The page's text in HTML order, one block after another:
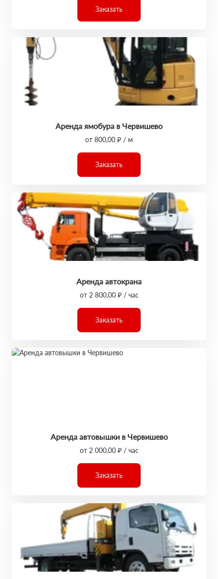
Заказать
Аренда ямобура в Червишево
от 800,00 ₽ / м
Заказать
Аренда автокрана
от 2 800,00 ₽ / час
Заказать
Аренда автовышки в Червишево
от 2 000,00 ₽ / час
Заказать